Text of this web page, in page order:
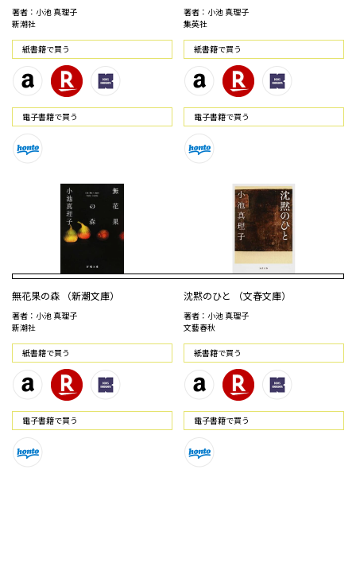
著者：小池 真理子
新潮社
紙書籍で買う
電⼦書籍で買う
著者：小池 真理子
集英社
紙書籍で買う
電⼦書籍で買う
無花果の森 （新潮文庫）
著者：小池 真理子
新潮社
紙書籍で買う
電⼦書籍で買う
沈黙のひと （文春文庫）
著者：小池 真理子
文藝春秋
紙書籍で買う
電⼦書籍で買う